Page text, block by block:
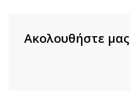
Ακολουθήστε μας